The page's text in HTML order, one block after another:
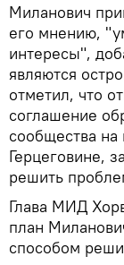
Миланович
его мнению,
интересы",
являются
отметил, что
соглашение
сообщества на
Герцеговине,
решить
Глава МИД
план
способом